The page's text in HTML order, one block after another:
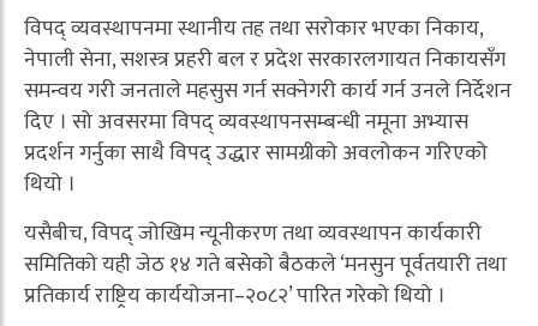
विपद् व्यवस्थापनमा स्थानीय तह तथा सरोकार भएका निकाय,
नेपाली सेना, सशस्त्र प्रहरी बल र प्रदेश सरकारलगायत निकायसँग
समन्वय गरी जनताले महसुस गर्न सक्नेगरी कार्य गर्न उनले निर्देशन
दिए । सो अवसरमा विपद् व्यवस्थापनसम्बन्धी नमूना अभ्यास
प्रदर्शन गर्नुका साथै विपद् उद्धार सामग्रीको अवलोकन गरिएको
थियो ।
यसैबीच, विपद् जोखिम न्यूनीकरण तथा व्यवस्थापन कार्यकारी
समितिको यही जेठ १४ गते बसेको बैठकले ‘मनसुन पूर्वतयारी तथा
प्रतिकार्य राष्ट्रिय कार्ययोजना–२०८२’ पारित गरेको थियो ।